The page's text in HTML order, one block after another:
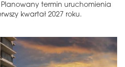
termin uruchomienia
kwartał 2027 roku.